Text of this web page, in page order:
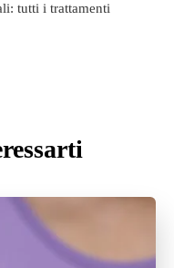
tutti i trattamenti